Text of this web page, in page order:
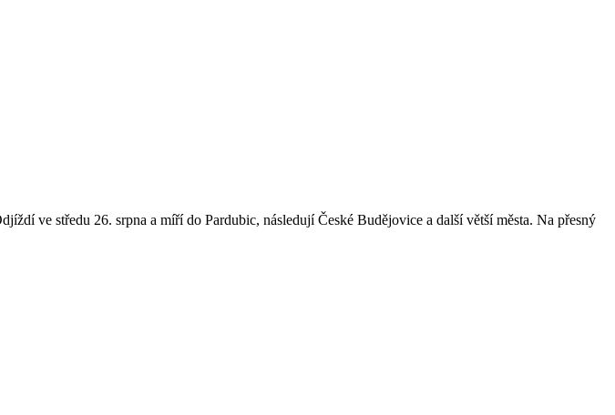
ve středu 26. srpna a míří do Pardubic, následují České Budějovice a další větší města. Na přesný